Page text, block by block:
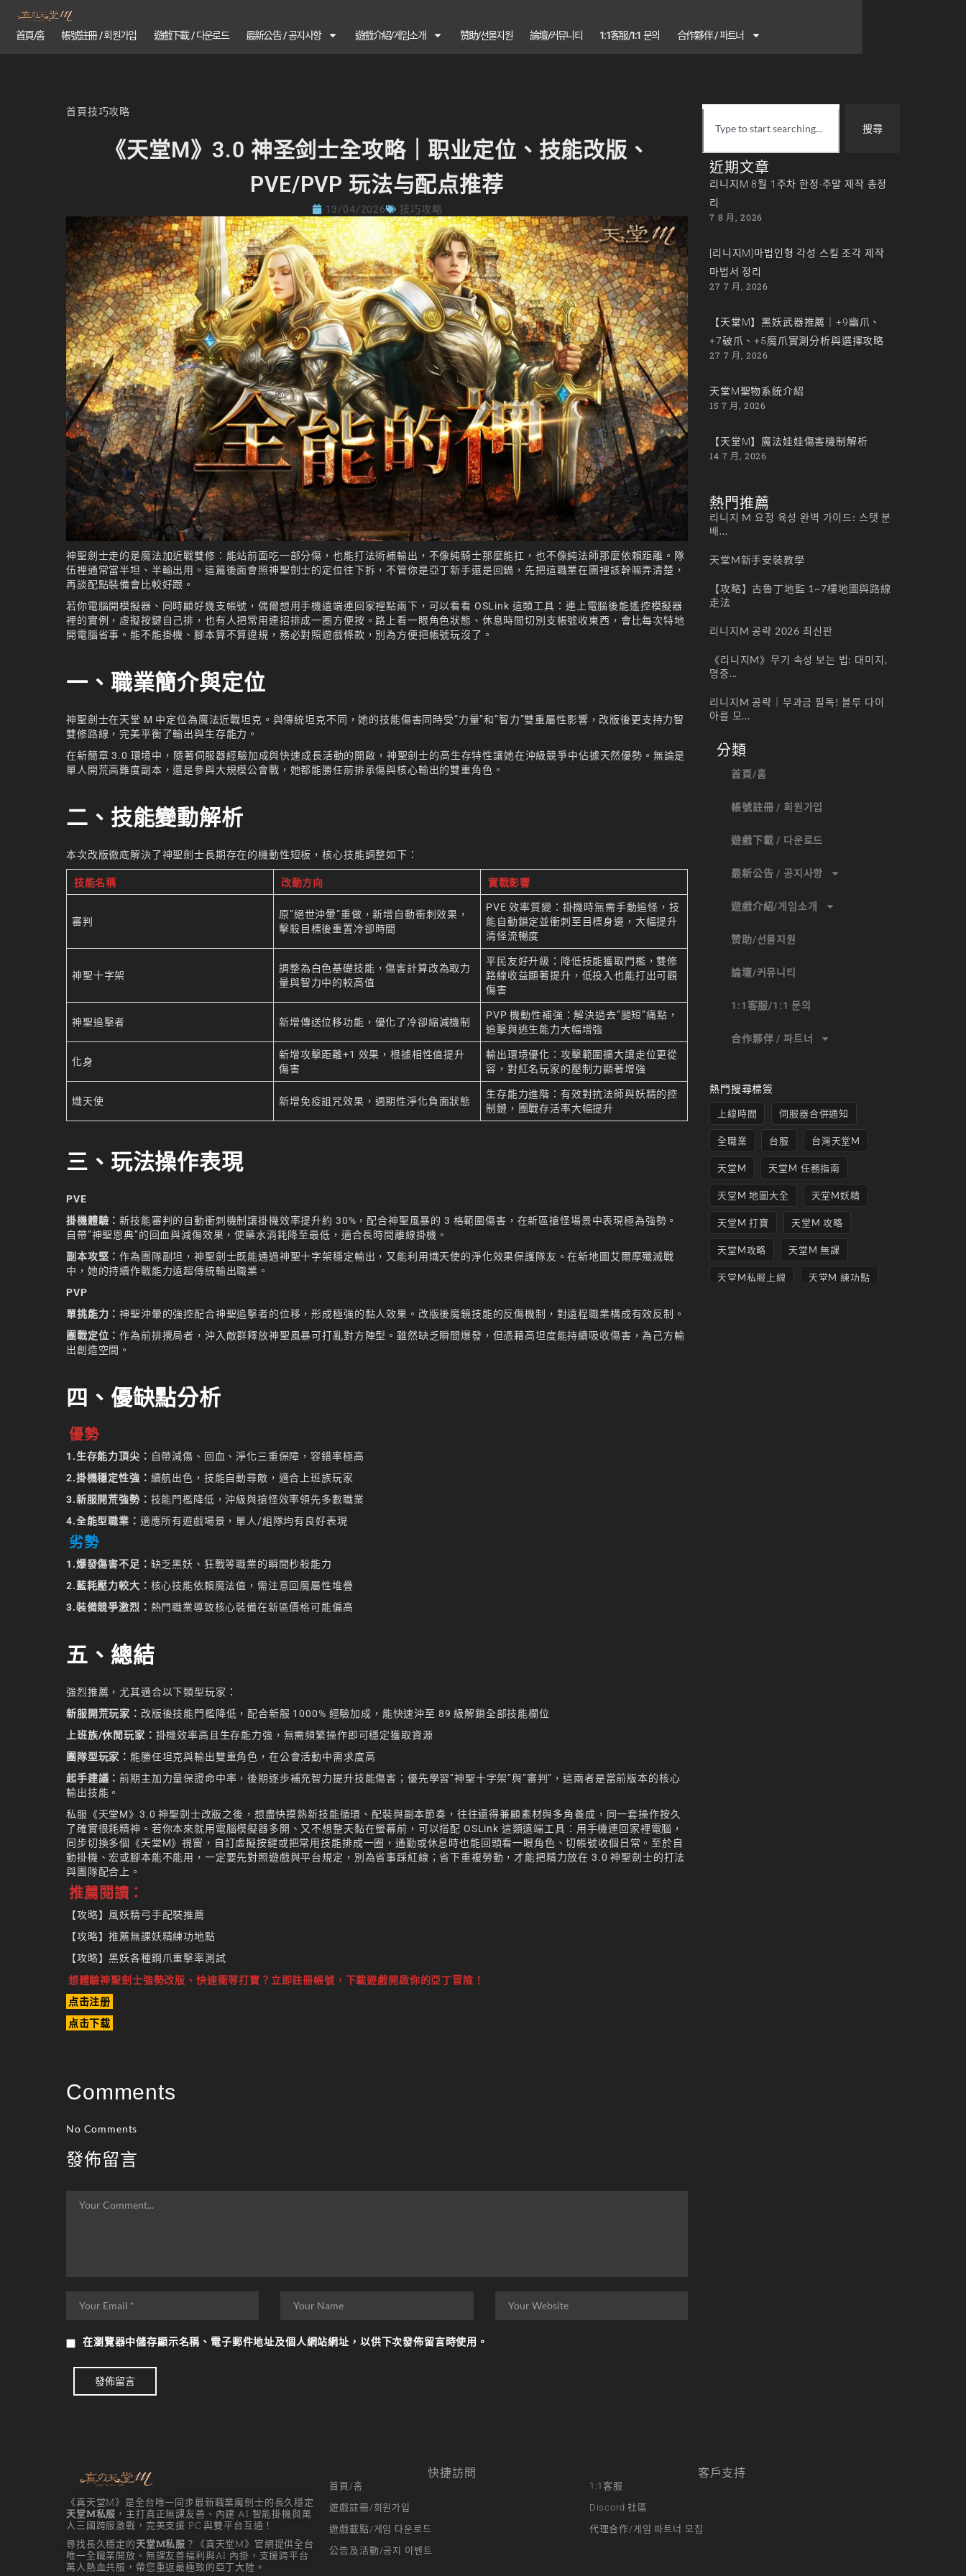
首頁/홈 帳號註冊 / 회원가입 遊戲下載 / 다운로드 最新公告 / 공지사항 遊戲介紹/게임소개 赞助/선물지원 論壇/커뮤니티 1:1客服/1:1 문의 合作夥伴 / 파트너
首頁技巧攻略
《天堂M》3.0 神圣剑士全攻略｜职业定位、技能改版、
PVE/PVP 玩法与配点推荐
13/04/2026 技巧攻略
神聖劍士走的是魔法加近戰雙修：能站前面吃一部分傷，也能打法術補輸出，不像純騎士那麼能扛，也不像純法師那麼依賴距離。隊
伍裡通常當半坦、半輸出用。這篇後面會照神聖劍士的定位往下拆，不管你是亞丁新手還是回鍋，先把這職業在團裡該幹嘛弄清楚，
再談配點裝備會比較好跟。
若你電腦開模擬器、同時顧好幾支帳號，偶爾想用手機遠端連回家裡點兩下，可以看看 OSLink 這類工具：連上電腦後能遙控模擬器
裡的實例，虛擬按鍵自己排，也有人把常用連招排成一圈方便按。路上看一眼角色狀態、休息時間切別支帳號收東西，會比每次特地
開電腦省事。能不能掛機、腳本算不算違規，務必對照遊戲條款，別為方便把帳號玩沒了。
一、職業簡介與定位
神聖劍士在天堂 M 中定位為魔法近戰坦克。與傳統坦克不同，她的技能傷害同時受”力量”和”智力”雙重屬性影響，改版後更支持力智
雙修路線，完美平衡了輸出與生存能力。
在新簡章 3.0 環境中，隨著伺服器經驗加成與快速成長活動的開啟，神聖劍士的高生存特性讓她在沖級競爭中佔據天然優勢。無論是
單人開荒高難度副本，還是參與大規模公會戰，她都能勝任前排承傷與核心輸出的雙重角色。
二、技能變動解析
本次改版徹底解決了神聖劍士長期存在的機動性短板，核心技能調整如下：
技能名稱 改動方向 實戰影響
審判​
原”絕世沖暈”重做，新增自動衝刺效果，
擊殺目標後重置冷卻時間
PVE 效率質變：掛機時無需手動追怪，技
能自動鎖定並衝刺至目標身邊，大幅提升
清怪流暢度
神聖十字架​
調整為白色基礎技能，傷害計算改為取力
量與智力中的較高值
平民友好升級：降低技能獲取門檻，雙修
路線收益顯著提升，低投入也能打出可觀
傷害
神聖追擊者​ 新增傳送位移功能，優化了冷卻縮減機制
PVP 機動性補強：解決過去”腿短”痛點，
追擊與逃生能力大幅增強
化身​
新增攻擊距離+1 效果，根據相性值提升
傷害
輸出環境優化：攻擊範圍擴大讓走位更從
容，對紅名玩家的壓制力顯著增強
熾天使​ 新增免疫詛咒效果，週期性淨化負面狀態
生存能力進階：有效對抗法師與妖精的控
制鏈，團戰存活率大幅提升
三、玩法操作表現
PVE
掛機體驗：新技能審判的自動衝刺機制讓掛機效率提升約 30%，配合神聖風暴的 3 格範圍傷害，在新區搶怪場景中表現極為強勢。
自帶”神聖恩典”的回血與減傷效果，使藥水消耗降至最低，適合長時間離線掛機。
副本攻堅：作為團隊副坦，神聖劍士既能通過神聖十字架穩定輸出，又能利用熾天使的淨化效果保護隊友。在新地圖艾爾摩殲滅戰
中，她的持續作戰能力遠超傳統輸出職業。
PVP
單挑能力：神聖沖暈的強控配合神聖追擊者的位移，形成極強的黏人效果。改版後魔鏡技能的反傷機制，對遠程職業構成有效反制。
團戰定位：作為前排攪局者，沖入敵群釋放神聖風暴可打亂對方陣型。雖然缺乏瞬間爆發，但憑藉高坦度能持續吸收傷害，為己方輸
出創造空間。
四、優缺點分析
優勢
1.生存能力頂尖： 自帶減傷、回血、淨化三重保障，容錯率極高
2.掛機穩定性強： 續航出色，技能自動尋敵，適合上班族玩家
3.新服開荒強勢： 技能門檻降低，沖級與搶怪效率領先多數職業
4.全能型職業： 適應所有遊戲場景，單人/組隊均有良好表現
劣勢
1.爆發傷害不足： 缺乏黑妖、狂戰等職業的瞬間秒殺能力
2.藍耗壓力較大： 核心技能依賴魔法值，需注意回魔屬性堆疊
3.裝備競爭激烈： 熱門職業導致核心裝備在新區價格可能偏高
五、總結
強烈推薦，尤其適合以下類型玩家：
新服開荒玩家： 改版後技能門檻降低，配合新服 1000% 經驗加成，能快速沖至 89 級解鎖全部技能欄位
上班族/休閒玩家： 掛機效率高且生存能力強，無需頻繁操作即可穩定獲取資源
團隊型玩家： 能勝任坦克與輸出雙重角色，在公會活動中需求度高
起手建議：前期主加力量保證命中率，後期逐步補充智力提升技能傷害；優先學習”神聖十字架”與”審判”，這兩者是當前版本的核心
輸出技能。
私服《天堂M》3.0 神聖劍士改版之後，想盡快摸熟新技能循環、配裝與副本節奏，往往還得兼顧素材與多角養成，同一套操作按久
了確實很耗精神。若你本來就用電腦模擬器多開、又不想整天黏在螢幕前，可以搭配 OSLink 這類遠端工具：用手機連回家裡電腦，
同步切換多個《天堂M》視窗，自訂虛擬按鍵或把常用技能排成一圈，通勤或休息時也能回頭看一眼角色、切帳號收個日常。至於自
動掛機、宏或腳本能不能用，一定要先對照遊戲與平台規定，別為省事踩紅線；省下重複勞動，才能把精力放在 3.0 神聖劍士的打法
與團隊配合上。
推薦閱讀：
【攻略】風妖精弓手配裝推薦
【攻略】推薦無課妖精練功地點
【攻略】黑妖各種鋼爪重擊率測試
想體驗神聖劍士強勢改版、快速衝等打寶？立即註冊帳號，下載遊戲開啟你的亞丁冒險！
点击注册
点击下载
Comments
No Comments
發佈留言
在瀏覽器中儲存顯示名稱、電子郵件地址及個人網站網址，以供下次發佈留言時使用。
發佈留言
搜尋
近期文章
리니지M 8월 1주차 한정·주말 제작 총정
리
7 8 月, 2026
[리니지M]마법인형 각성 스킬 조각 제작
마법서 정리
27 7 月, 2026
【天堂M】黑妖武器推薦｜+9幽爪、
+7破爪、+5魔爪實測分析與選擇攻略
27 7 月, 2026
天堂M聖物系統介紹
15 7 月, 2026
【天堂M】魔法娃娃傷害機制解析
14 7 月, 2026
熱門推薦
리니지 M 요정 육성 완벽 가이드: 스탯 분
배...
天堂M新手安裝教學
【攻略】古魯丁地監 1~7樓地圖與路線
走法
리니지M 공략 2026 최신판
《리니지M》무기 속성 보는 법: 대미지,
명중...
리니지M 공략｜무과금 필독! 블루 다이
아를 모...
分類
首頁/홈
帳號註冊 / 회원가입
遊戲下載 / 다운로드
最新公告 / 공지사항
遊戲介紹/게임소개
赞助/선물지원
論壇/커뮤니티
1:1客服/1:1 문의
合作夥伴 / 파트너
熱門搜尋標簽
上線時間 伺服器合併通知
全職業 台服 台灣天堂M
天堂M 天堂M 任務指南
天堂M 地圖大全 天堂M妖精
天堂M 打寶 天堂M 攻略
天堂M攻略 天堂M 無課
天堂M私服上線 天堂M 練功點
《真天堂M》是全台唯一同步最新職業魔劍士的長久穩定
天堂M私服 ，主打真正無課友善、內建 AI 智能掛機與萬
人三國跨服激戰，完美支援 PC 與雙平台互通！
尋找長久穩定的天堂M私服 ？《真天堂M》官網提供全台
唯一全職業開放、無課友善福利與AI 內掛，支援跨平台
萬人熱血共服，帶您重返最極致的亞丁大陸。
快捷訪問
首頁/홈
遊戲註冊/회원가입
遊戲載點/게임 다운로드
公告及活動/공지 이벤트
客戶支持
1:1客服
Discord 社區
代理合作/게임 파트너 모집